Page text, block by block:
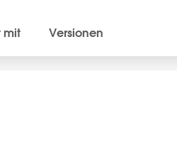
mit Versionen